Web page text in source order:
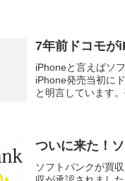
7年前ドコモが
iPhoneと言えばソ
iPhone発売当初に
と明言しています
ついに来た！
ソフトバンクが買